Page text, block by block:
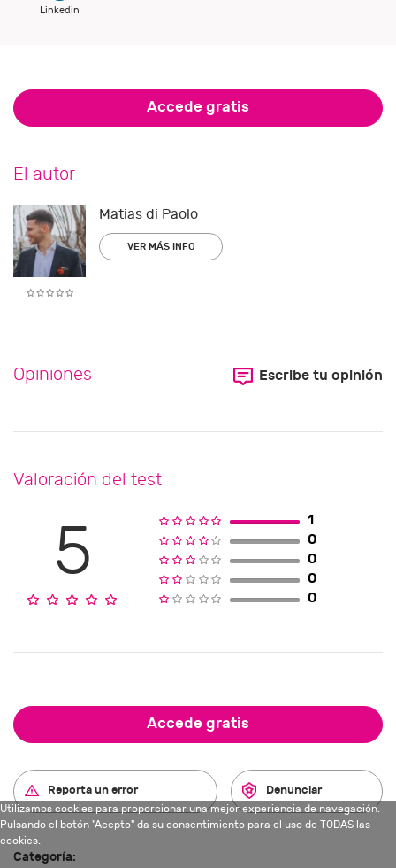
Linkedin
Accede gratis
El autor
Matias di Paolo
VER MÁS INFO
Opiniones Escribe tu opinión
Valoración del test
5
1
0
0
0
0
Accede gratis
Reporta un error Denunciar
Categoría:
Utilizamos cookies para proporcionar una mejor experiencia de navegación.
Pulsando el botón "Acepto" da su consentimiento para el uso de TODAS las
cookies.